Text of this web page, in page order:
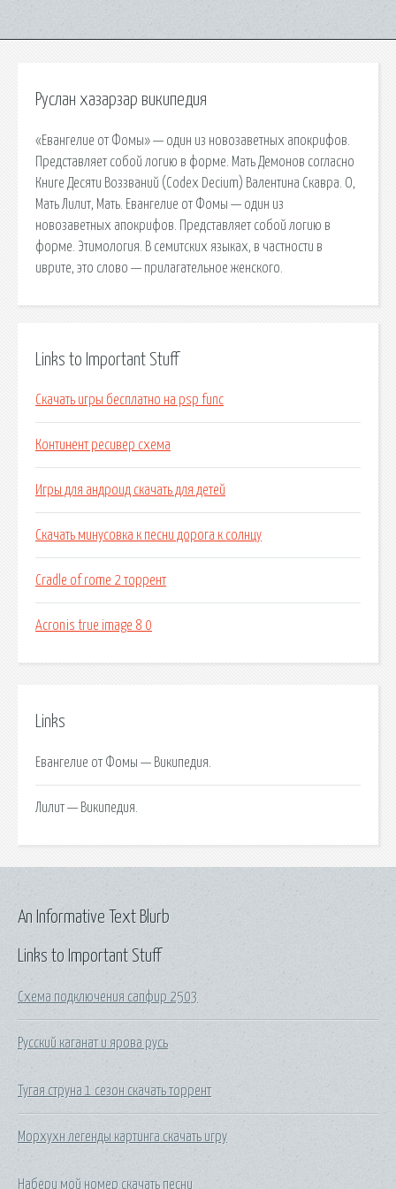
Руслан хазарзар википедия
«Евангелие от Фомы» — один из новозаветных апокрифов.
Представляет собой логию в форме. Мать Демонов согласно
Книге Десяти Воззваний (Codex Decium) Валентина Скавра. О,
Мать Лилит, Мать. Евангелие от Фомы — один из
новозаветных апокрифов. Представляет собой логию в
форме. Этимология. В семитских языках, в частности в
иврите, это слово — прилагательное женского.
Links to Important Stuff
Скачать игры бесплатно на psp func
Континент ресивер схема
Игры для андроид скачать для детей
Скачать минусовка к песни дорога к солнцу
Cradle of rome 2 торрент
Acronis true image 8 0
Links
Евангелие от Фомы — Википедия.
Лилит — Википедия.
Links to Important Stuff
Схема подключения сапфир 2503
Русский каганат и ярова русь
Тугая струна 1 сезон скачать торрент
Морхухн легенды картинга скачать игру
Набери мой номер скачать песни
An Informative Text Blurb